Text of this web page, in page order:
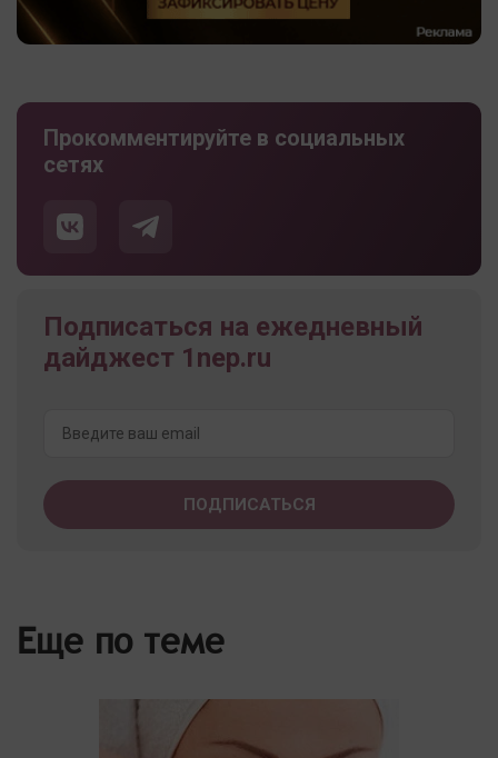
Прокомментируйте в социальных
сетях
Подписаться на ежедневный
дайджест 1nep.ru
Еще по теме